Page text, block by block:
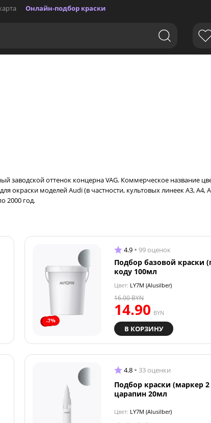
Онлайн-подбор краски
заводской оттенок концерна VAG. Коммерческое название
окраски моделей Audi (в частности, культовых линеек A3, A4,
2000 год.
-7%
4.9 99 оценок
Подбор базовой краски
коду 100мл
Цвет: LY7M (Alusilber)
14.90 BYN
16.00BYN
В КОРЗИНУ
4.8 33 оценки
Подбор краски (маркер
царапин 20мл
Цвет: LY7M (Alusilber)